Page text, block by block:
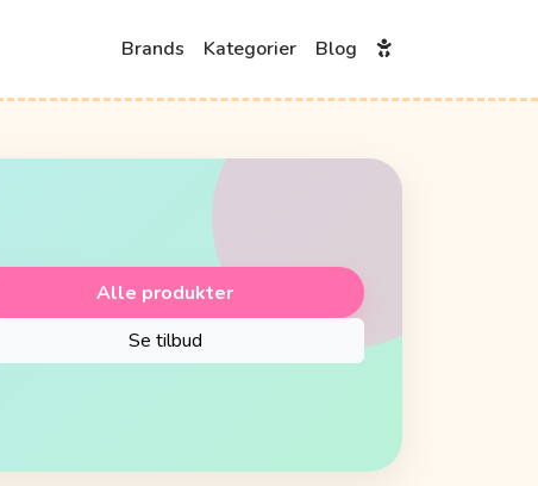
Brands Kategorier Blog
Alle produkter
Se tilbud